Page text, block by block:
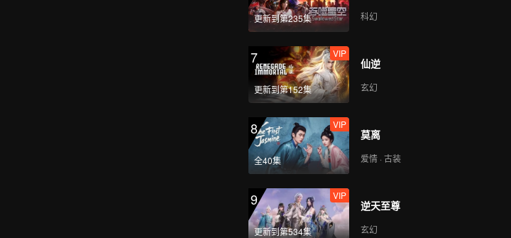
更新到第235集 科幻
7
更新到第152集
VIP
仙逆
玄幻
8
全40集
VIP
莫离
爱情 · 古装
9
更新到第534集
VIP
逆天至尊
玄幻